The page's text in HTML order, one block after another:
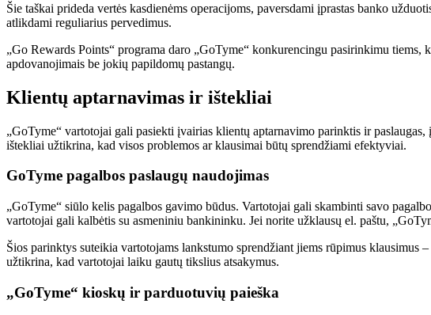
Šie taškai prideda vertės kasdienėms operacijoms, paversdami įprastas banko
atlikdami reguliarius pervedimus.
„Go Rewards Points“ programa daro „GoTyme“ konkurencingu pasirinkimu
apdovanojimais be jokių papildomų pastangų.
Klientų aptarnavimas ir ištekliai
„GoTyme“ vartotojai gali pasiekti įvairias klientų aptarnavimo parinktis ir
ištekliai užtikrina, kad visos problemos ar klausimai būtų sprendžiami efektyviai.
GoTyme pagalbos paslaugų naudojimas
„GoTyme“ siūlo kelis pagalbos gavimo būdus. Vartotojai gali skambinti savo
vartotojai gali kalbėtis su asmeniniu bankininku. Jei norite užklausų el. paštu,
Šios parinktys suteikia vartotojams lankstumo sprendžiant jiems rūpimus
užtikrina, kad vartotojai laiku gautų tikslius atsakymus.
„GoTyme“ kioskų ir parduotuvių paieška